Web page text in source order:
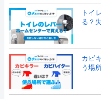
トイ
る？
カビ
う場